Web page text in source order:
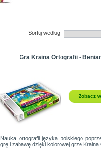
Sortuj według
Gra Kraina Ortografii -
Zobacz
Nauka ortografii języka polskiego
grę i zabawę dzięki kolorowej grze Kraina